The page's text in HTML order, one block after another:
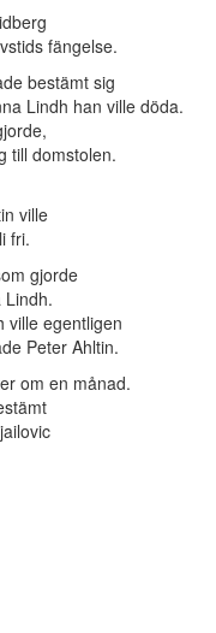
fängelse.
bestämt sig
Lindh han ville döda.
till domstolen.
ville
fri.
gjorde
Lindh.
ville egentligen
Peter Ahltin.
om en månad.